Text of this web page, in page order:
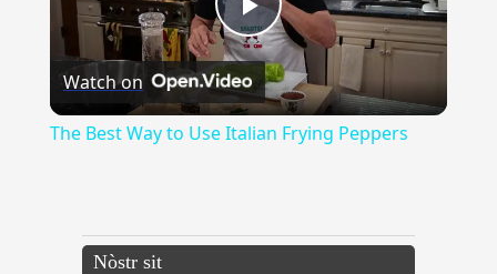
Play
Video
Watch on
The Best Way to Use Italian Frying Peppers
Nòstr sit